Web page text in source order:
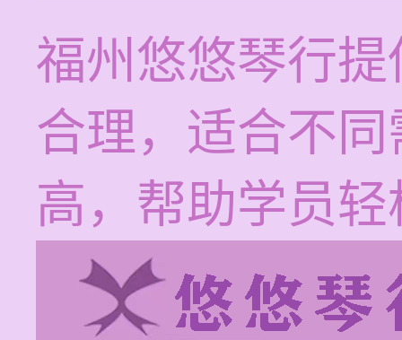
福州悠悠琴行
合理，适合不
高，帮助学员